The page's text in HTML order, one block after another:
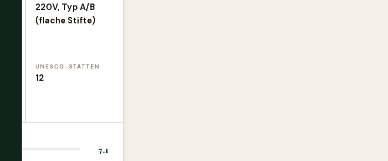
220V, Typ A/B
(flache Stifte)
UNESCO-STÄTTEN
12
7.1